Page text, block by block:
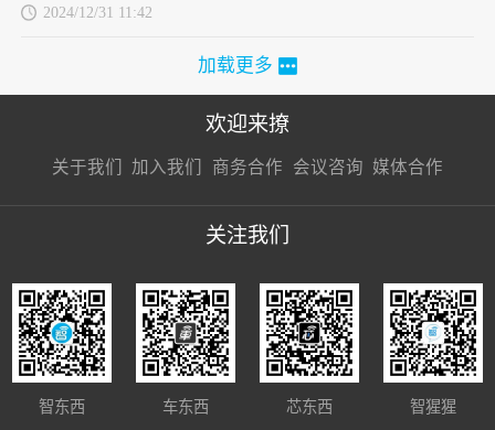
2024/12/31 11:42
加载更多
欢迎来撩
关于我们 加入我们
接扔简历
商务合作
接开聊
会议咨询 媒体合作
接开聊
关注我们
智东西 车东西 芯东西 智猩猩